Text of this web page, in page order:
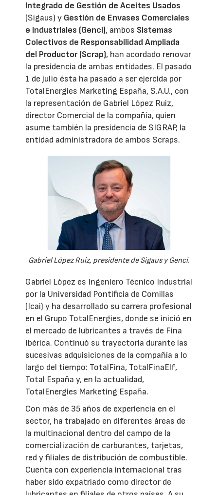
Integrado de Gestión de Aceites Usados
(Sigaus) y Gestión de Envases Comerciales
e Industriales (Genci), ambos Sistemas
Colectivos de Responsabilidad Ampliada
del Productor (Scrap), han acordado renovar
la presidencia de ambas entidades. El pasado
1 de julio ésta ha pasado a ser ejercida por
TotalEnergies Marketing España, S.A.U., con
la representación de Gabriel López Ruiz,
director Comercial de la compañía, quien
asume también la presidencia de SIGRAP, la
entidad administradora de ambos Scraps.
Gabriel López Ruiz, presidente de Sigaus y Genci.
Gabriel López es Ingeniero Técnico Industrial
por la Universidad Pontificia de Comillas
(Icai) y ha desarrollado su carrera profesional
en el Grupo TotalEnergies, donde se inició en
el mercado de lubricantes a través de Fina
Ibérica. Continuó su trayectoria durante las
sucesivas adquisiciones de la compañía a lo
largo del tiempo: TotalFina, TotalFinaElf,
Total España y, en la actualidad,
TotalEnergies Marketing España.
Con más de 35 años de experiencia en el
sector, ha trabajado en diferentes áreas de
la multinacional dentro del campo de la
comercialización de carburantes, tarjetas,
red y filiales de distribución de combustible.
Cuenta con experiencia internacional tras
haber sido expatriado como director de